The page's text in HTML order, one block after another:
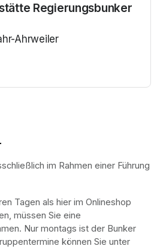
Regierungsbunker
Ahrweiler
im Rahmen einer Führung
Tagen als hier im Onlineshop
müssen Sie eine
Nur montags ist der Bunker
können Sie unter